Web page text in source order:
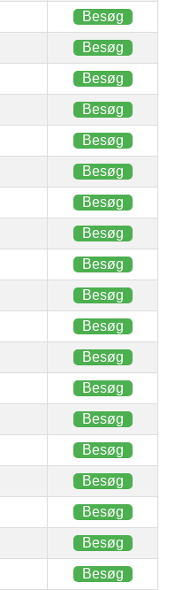
Besøg
Besøg
Besøg
Besøg
Besøg
Besøg
Besøg
Besøg
Besøg
Besøg
Besøg
Besøg
Besøg
Besøg
Besøg
Besøg
Besøg
Besøg
Besøg